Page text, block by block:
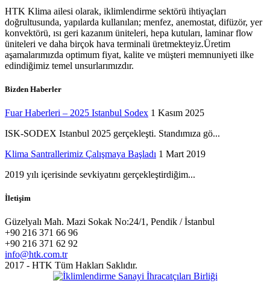
HTK Klima ailesi olarak, iklimlendirme sektörü ihtiyaçları
doğrultusunda, yapılarda kullanılan; menfez, anemostat, difüzör, yer
konvektörü, ısı geri kazanım üniteleri, hepa kutuları, laminar flow
üniteleri ve daha birçok hava terminali üretmekteyiz.Üretim
aşamalarımızda optimum fiyat, kalite ve müşteri memnuniyeti ilke
edindiğimiz temel unsurlarımızdır.
Bizden Haberler
Fuar Haberleri – 2025 Istanbul Sodex 1 Kasım 2025
ISK-SODEX Istanbul 2025 gerçekleşti. Standımıza gö...
Klima Santrallerimiz Çalışmaya Başladı 1 Mart 2019
2019 yılı içerisinde sevkiyatını gerçekleştirdiğim...
İletişim
Güzelyalı Mah. Mazi Sokak No:24/1, Pendik / İstanbul
+90 216 371 66 96
+90 216 371 62 92
info@htk.com.tr
2017 - HTK Tüm Hakları Saklıdır.